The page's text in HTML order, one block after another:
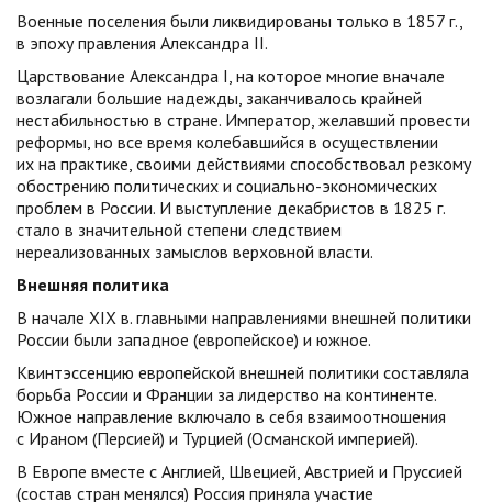
Военные поселения были ликвидированы только в 1857 г.,
в эпоху правления Александра II.
Царствование Александра I, на которое многие вначале
возлагали большие надежды, заканчивалось крайней
нестабильностью в стране. Император, желавший провести
реформы, но все время колебавшийся в осуществлении
их на практике, своими действиями способствовал резкому
обострению политических и социально-экономических
проблем в России. И выступление декабристов в 1825 г.
стало в значительной степени следствием
нереализованных замыслов верховной власти.
Внешняя политика
В начале XIX в. главными направлениями внешней политики
России были западное (европейское) и южное.
Квинтэссенцию европейской внешней политики составляла
борьба России и Франции за лидерство на континенте.
Южное направление включало в себя взаимоотношения
с Ираном (Персией) и Турцией (Османской империей).
В Европе вместе с Англией, Швецией, Австрией и Пруссией
(состав стран менялся) Россия приняла участие